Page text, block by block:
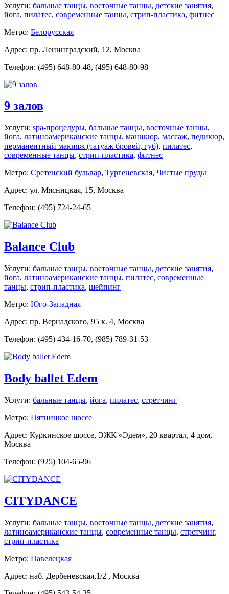
Услуги: бальные танцы, восточные танцы, детские занятия,
йога, пилатес, современные танцы, стрип-пластика, фитнес
Метро: Белорусская
Адрес: пр. Ленинградский, 12, Москва
Телефон: (495) 648-80-48, (495) 648-80-98
9 залов
Услуги: spa-процедуры, бальные танцы, восточные танцы,
йога, латиноамериканские танцы, маникюр, массаж, педикюр,
перманентный макияж (татуаж бровей, губ), пилатес,
современные танцы, стрип-пластика, фитнес
Метро: Сретенский бульвар, Тургеневская, Чистые пруды
Адрес: ул. Мясницкая, 15, Москва
Телефон: (495) 724-24-65
Balance Club
Услуги: бальные танцы, восточные танцы, детские занятия,
йога, латиноамериканские танцы, пилатес, современные
танцы, стрип-пластика, шейпинг
Метро: Юго-Западная
Адрес: пр. Вернадского, 95 к. 4, Москва
Телефон: (495) 434-16-70, (985) 789-31-53
Body ballet Edem
Услуги: бальные танцы, йога, пилатес, стретчинг
Метро: Пятницкое шоссе
Адрес: Куркинское шоссе, ЭЖК «Эдем», 20 квартал, 4 дом,
Москва
Телефон: (925) 104-65-96
CITYDANCE
Услуги: бальные танцы, восточные танцы, детские занятия,
латиноамериканские танцы, современные танцы, стретчинг,
стрип-пластика
Метро: Павелецкая
Адрес: наб. Дербеневская,1/2 , Москва